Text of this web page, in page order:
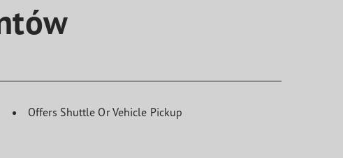
Offers Shuttle Or Vehicle Pickup